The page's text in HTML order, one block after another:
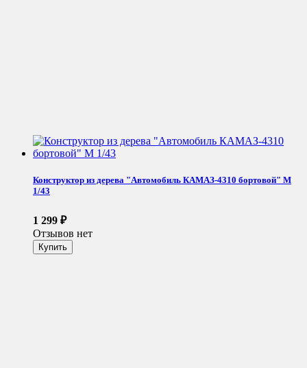
Конструктор из дерева "Автомобиль КАМАЗ-4310 бортовой" М
1/43
1 299 ₽
Отзывов нет